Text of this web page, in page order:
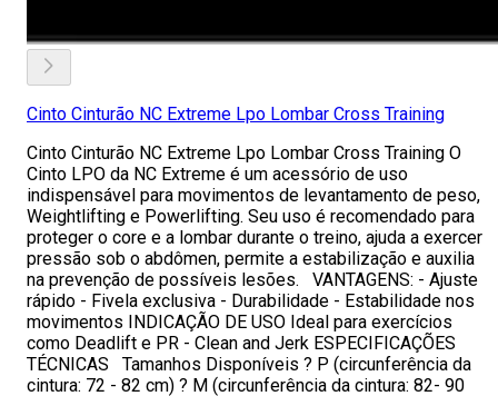
Cinto Cinturão NC Extreme Lpo Lombar Cross Training
Cinto Cinturão NC Extreme Lpo Lombar Cross Training O
Cinto LPO da NC Extreme é um acessório de uso
indispensável para movimentos de levantamento de peso,
Weightlifting e Powerlifting. Seu uso é recomendado para
proteger o core e a lombar durante o treino, ajuda a exercer
pressão sob o abdômen, permite a estabilização e auxilia
na prevenção de possíveis lesões. VANTAGENS: - Ajuste
rápido - Fivela exclusiva - Durabilidade - Estabilidade nos
movimentos INDICAÇÃO DE USO Ideal para exercícios
como Deadlift e PR - Clean and Jerk ESPECIFICAÇÕES
TÉCNICAS Tamanhos Disponíveis ? P (circunferência da
cintura: 72 - 82 cm) ? M (circunferência da cintura: 82- 90